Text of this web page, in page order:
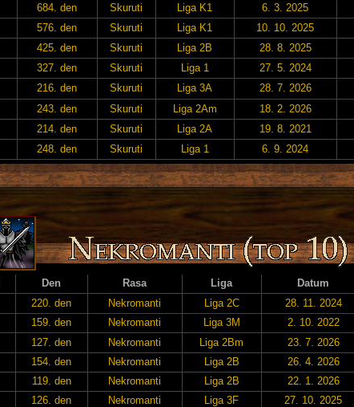
684. den Skuruti Liga K1 6. 3. 2025
576. den Skuruti Liga K1 10. 10. 2025
425. den Skuruti Liga 2B 28. 8. 2025
327. den Skuruti Liga 1 27. 5. 2024
216. den Skuruti Liga 3A 28. 7. 2026
243. den Skuruti Liga 2Am 18. 2. 2026
214. den Skuruti Liga 2A 19. 8. 2021
248. den Skuruti Liga 1 6. 9. 2024
Den Rasa Liga Datum
220. den Nekromanti Liga 2C 28. 11. 2024
159. den Nekromanti Liga 3M 2. 10. 2022
127. den Nekromanti Liga 2Bm 23. 7. 2026
154. den Nekromanti Liga 2B 26. 4. 2026
119. den Nekromanti Liga 2B 22. 1. 2026
126. den Nekromanti Liga 3F 27. 10. 2025